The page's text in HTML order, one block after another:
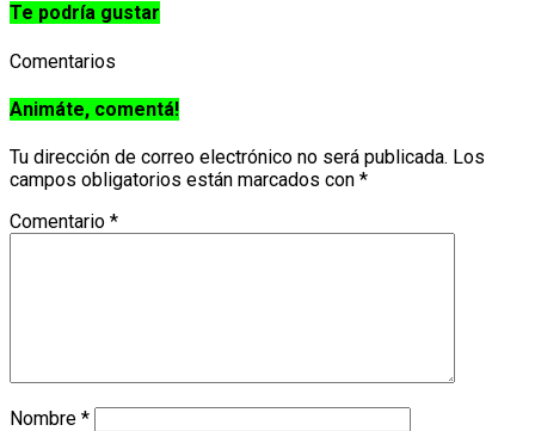
Te podría gustar
Comentarios
Animáte, comentá!
Tu dirección de correo electrónico no será publicada. Los
campos obligatorios están marcados con *
Comentario *
Nombre *